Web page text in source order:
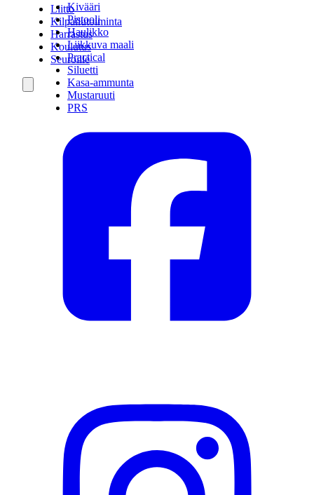
Kivääri
Pistooli
Haulikko
Liikkuva maali
Practical
Siluetti
Kasa-ammunta
Mustaruuti
PRS
Liitto
Kilpailutoiminta
Harrastus
Koulutus
Seuroille